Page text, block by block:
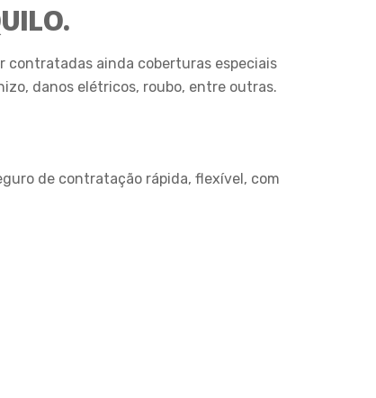
contratadas ainda coberturas especiais
danos elétricos, roubo, entre outras.
de contratação rápida, flexível, com